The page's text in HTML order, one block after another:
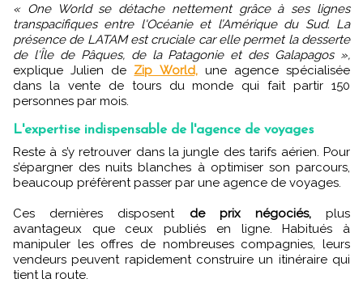
« One World se détache nettement grâce à ses lignes
transpacifiques entre l'Océanie et l’Amérique du Sud. La
présence de LATAM est cruciale car elle permet la desserte
de l'Île de Pâques, de la Patagonie et des Galapagos »,
explique Julien de Zip World,une agence spécialisée
dans la vente de tours du monde qui fait partir 150
personnes par mois.
L'expertise indispensable de l'agence de voyages
Reste à s’y retrouver dans la jungle des tarifs aérien. Pour
s’épargner des nuits blanches à optimiser son parcours,
beaucoup préfèrent passer par une agence de voyages.
Ces dernières disposent de prix négociés,plus
avantageux que ceux publiés en ligne. Habitués à
manipuler les offres de nombreuses compagnies, leurs
vendeurs peuvent rapidement construire un itinéraire qui
tient la route.